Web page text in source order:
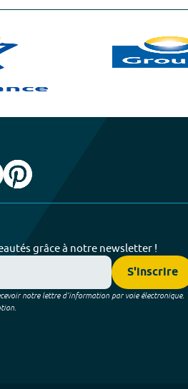
grâce à notre newsletter !
S'inscrire
notre lettre d’information par voie électronique.